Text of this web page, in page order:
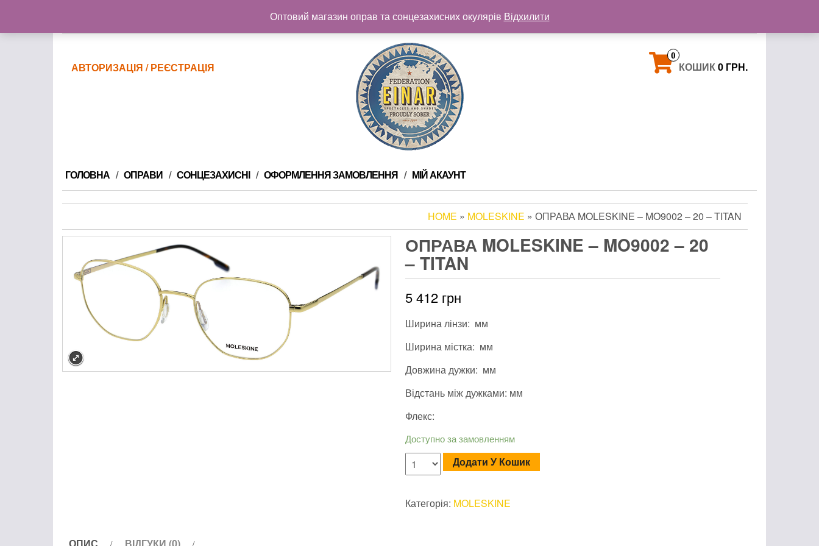
АВТОРИЗАЦІЯ / РЕЄСТРАЦІЯ
0
КОШИК0 ГРН.
ГОЛОВНА ОПРАВИ СОНЦЕЗАХИСНІ ОФОРМЛЕННЯ ЗАМОВЛЕННЯ МІЙ АКАУНТ
HOME » MOLESKINE » ОПРАВА MOLESKINE – MO9002 – 20 – TITAN
ОПРАВА MOLESKINE – MO9002 – 20
– TITAN
5 412 грн
Ширина лінзи: мм
Ширина містка: мм
Довжина дужки: мм
Відстань між дужками: мм
Флекс:
Доступно за замовленням
Додати У Кошик
Категорія: MOLESKINE
Оптовий магазин оправ та сонцезахисних окулярів Відхилити